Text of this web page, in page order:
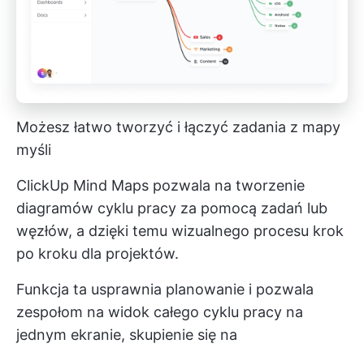
Możesz łatwo tworzyć i łączyć zadania z mapy
myśli
ClickUp Mind Maps pozwala na tworzenie
diagramów cyklu pracy za pomocą zadań lub
węzłów, a dzięki temu wizualnego procesu krok
po kroku dla projektów.
Funkcja ta usprawnia planowanie i pozwala
zespołom na widok całego cyklu pracy na
jednym ekranie, skupienie się na